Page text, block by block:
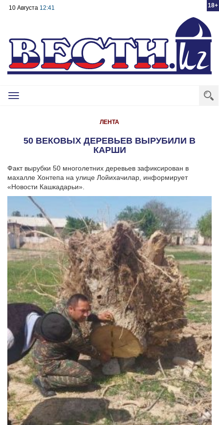
18+
10 Августа 12:41
Toggle
ЛЕНТА
50 ВЕКОВЫХ ДЕРЕВЬЕВ ВЫРУБИЛИ В
КАРШИ
Факт вырубки 50 многолетних деревьев зафиксирован в
махалле Хонтепа на улице Лойихачилар, информирует
«Новости Кашкадарьи».